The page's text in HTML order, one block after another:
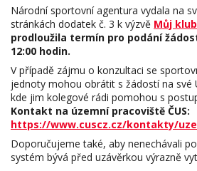
Národní sportovní agentura vydala na
stránkách dodatek č. 3 k výzvě Můj
prodloužila termín pro podání
12:00 hodin.
V případě zájmu o konzultaci se
jednoty mohou obrátit s žádostí na své
kde jim kolegové rádi pomohou s
Kontakt na územní pracoviště ČUS:
https://www.cuscz.cz/kontakty/
Doporučujeme také, aby nenechávali
systém bývá před uzávěrkou výrazně